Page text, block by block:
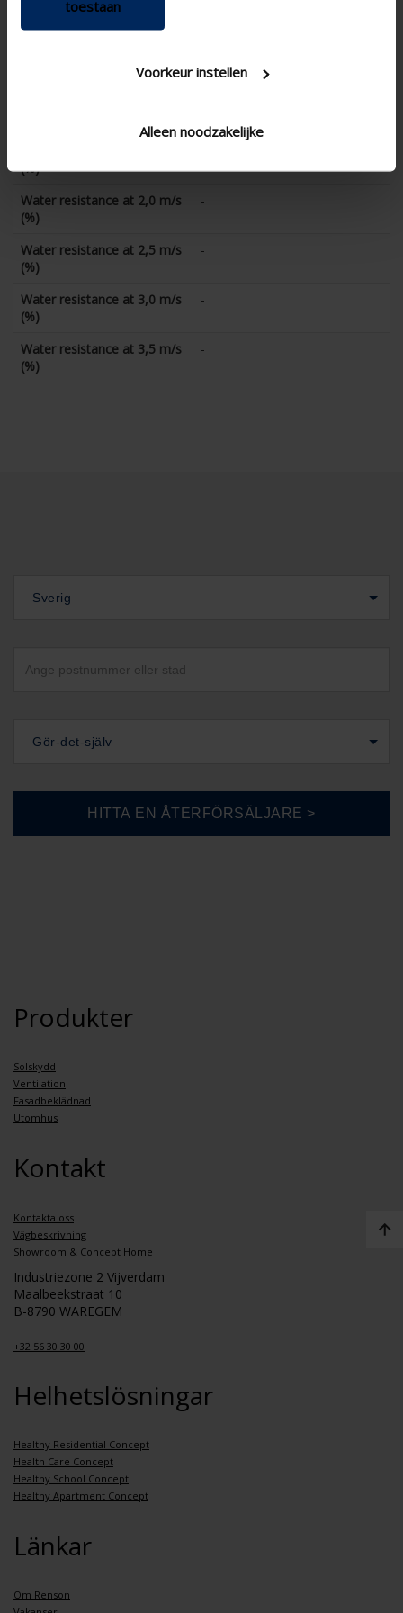
toestaan
Voorkeur instellen
Alleen noodzakelijke
(%)
Water resistance at 2,0 m/s
(%)
-
Water resistance at 2,5 m/s
(%)
-
Water resistance at 3,0 m/s
(%)
-
Water resistance at 3,5 m/s
(%)
-
Sverig
Gör-det-själv
Produkter
Solskydd
Ventilation
Fasadbeklädnad
Utomhus
Kontakt
Kontakta oss
Vägbeskrivning
Showroom & Concept Home
Industriezone 2 Vijverdam
Maalbeekstraat 10
B-8790 WAREGEM
+32 56 30 30 00
Helhetslösningar
Healthy Residential Concept
Health Care Concept
Healthy School Concept
Healthy Apartment Concept
Länkar
Om Renson